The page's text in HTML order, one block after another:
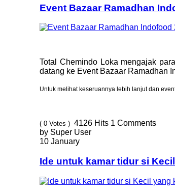
Event Bazaar Ramadhan
Total Chemindo Loka mengajak
datang ke Event Bazaar Ramadhan
Untuk melihat keseruannya lebih lanjut dan
( 0 Votes ) 4126 Hits 1 Comments
by Super User
10 January
Ide untuk kamar tidur si